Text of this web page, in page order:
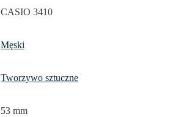
CASIO 3410
Męski
Tworzywo sztuczne
53 mm